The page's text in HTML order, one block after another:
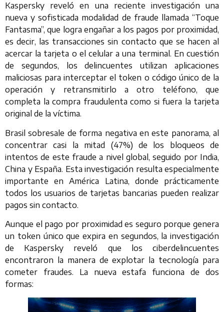
Kaspersky reveló en una reciente investigación una
nueva y sofisticada modalidad de fraude llamada “Toque
Fantasma”, que logra engañar a los pagos por proximidad,
es decir, las transacciones sin contacto que se hacen al
acercar la tarjeta o el celular a una terminal. En cuestión
de segundos, los delincuentes utilizan aplicaciones
maliciosas para interceptar el token o código único de la
operación y retransmitirlo a otro teléfono, que
completa la compra fraudulenta como si fuera la tarjeta
original de la víctima.
Brasil sobresale de forma negativa en este panorama, al
concentrar casi la mitad (47%) de los bloqueos de
intentos de este fraude a nivel global, seguido por India,
China y España. Esta investigación resulta especialmente
importante en América Latina, donde prácticamente
todos los usuarios de tarjetas bancarias pueden realizar
pagos sin contacto.
Aunque el pago por proximidad es seguro porque genera
un token único que expira en segundos, la investigación
de Kaspersky reveló que los ciberdelincuentes
encontraron la manera de explotar la tecnología para
cometer fraudes. La nueva estafa funciona de dos
formas: